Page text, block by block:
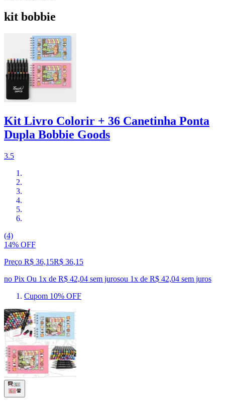
kit bobbie
Kit Livro Colorir + 36 Canetinha Ponta
Dupla Bobbie Goods
3.5
(4)
14% OFF
Preço R$ 36,15R$ 36,15
no Pix Ou 1x de R$ 42,04 sem jurosou 1x de R$ 42,04 sem juros
Cupom 10% OFF